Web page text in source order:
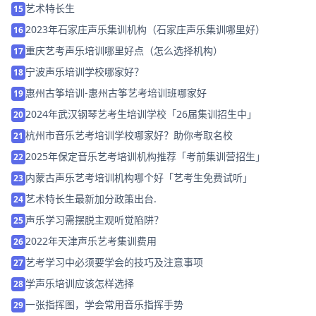
15艺术特长生
162023年石家庄声乐集训机构（石家庄声乐集训哪里好）
17重庆艺考声乐培训哪里好点（怎么选择机构）
18 宁波声乐培训学校哪家好？
19 惠州古筝培训-惠州古筝艺考培训班哪家好
202024年武汉钢琴艺考生培训学校「26届集训招生中」
21 杭州市音乐艺考培训学校哪家好？助你考取名校
222025年保定音乐艺考培训机构推荐「考前集训营招生」
23 内蒙古声乐艺考培训机构哪个好「艺考生免费试听」
24艺术特长生最新加分政策出台.
25 声乐学习需摆脱主观听觉陷阱？
262022年天津声乐艺考集训费用
27艺考学习中必须要学会的技巧及注意事项
28学声乐培训应该怎样选择
29一张指挥图，学会常用音乐指挥手势